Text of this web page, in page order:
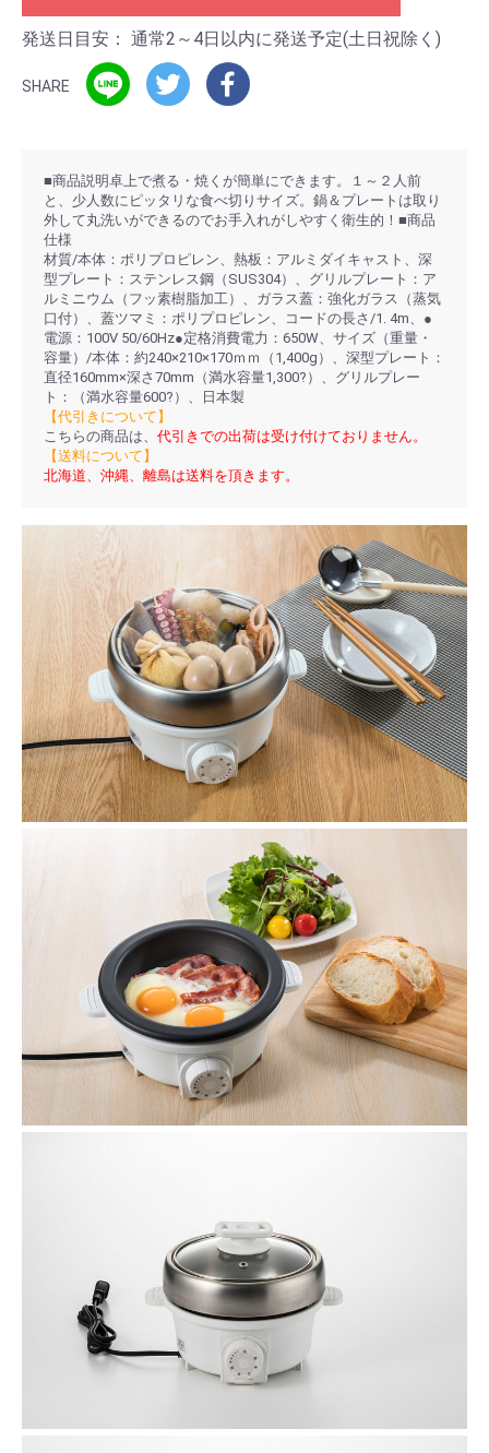
発送日目安： 通常2～4日以内に発送予定(土日祝除く)
SHARE
■商品説明卓上で煮る・焼くが簡単にできます。１～２人前
と、少人数にピッタリな食べ切りサイズ。鍋＆プレートは取り
外して丸洗いができるのでお手入れがしやすく衛生的！■商品
仕様
材質/本体：ポリプロピレン、熱板：アルミダイキャスト、深
型プレート：ステンレス鋼（SUS304）、グリルプレート：ア
ルミニウム（フッ素樹脂加工）、ガラス蓋：強化ガラス（蒸気
口付）、蓋ツマミ：ポリプロピレン、コードの長さ/1. 4m、●
電源：100V 50/60Hz●定格消費電力：650W、サイズ（重量・
容量）/本体：約240×210×170ｍｍ（1,400g）、深型プレート：
直径160mm×深さ70mm（満水容量1,300?）、グリルプレー
ト：（満水容量600?）、日本製
【代引きについて】
こちらの商品は、 代引きでの出荷は受け付けておりません。
【送料について】
北海道、沖縄、離島は送料を頂きます。